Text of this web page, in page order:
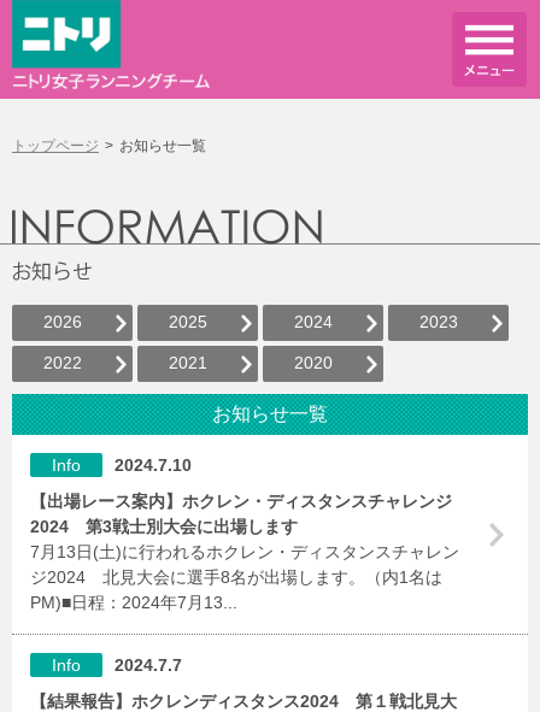
トップページ お知らせ一覧
2026 2025 2024 2023
2022 2021 2020
お知らせ一覧
Info
2024.7.10
【出場レース案内】ホクレン・ディスタンスチャレンジ
2024 第3戦士別大会に出場します
7月13日(土)に行われるホクレン・ディスタンスチャレン
ジ2024 北見大会に選手8名が出場します。（内1名は
PM)■日程：2024年7月13...
Info
2024.7.7
【結果報告】ホクレンディスタンス2024 第１戦北見大